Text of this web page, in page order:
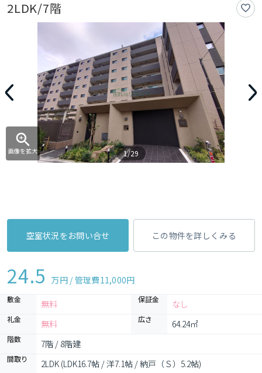
2LDK/7階
画像を拡大 1/29
空室状況をお問い合せ この物件を詳しくみる
24.5 万円 / 管理費11,000円
敷金 無料 保証金 なし
礼金 無料 広さ 64.24㎡
階数 7階 / 8階建
間取り 2LDK (LDK16.7帖 / 洋7.1帖 / 納戸（Ｓ）5.2帖)